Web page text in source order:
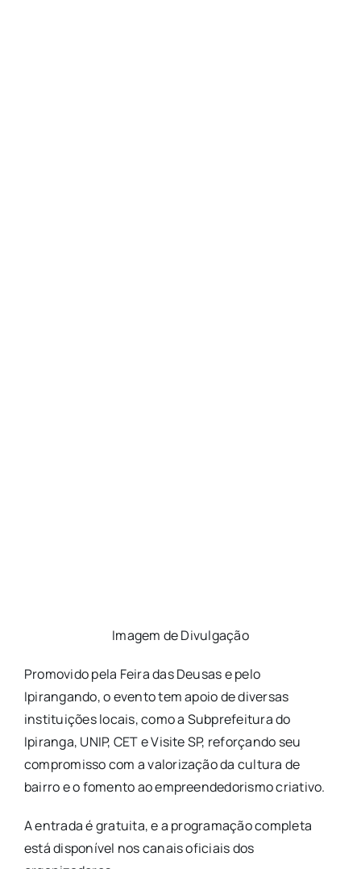
Imagem de Divulgação
Promovido pela Feira das Deusas e pelo
Ipirangando, o evento tem apoio de diversas
instituições locais, como a Subprefeitura do
Ipiranga, UNIP, CET e Visite SP, reforçando seu
compromisso com a valorização da cultura de
bairro e o fomento ao empreendedorismo criativo.
A entrada é gratuita, e a programação completa
está disponível nos canais oficiais dos